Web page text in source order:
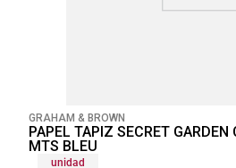
GRAHAM & BROWN
PAPEL TAPIZ SECRET
MTS BLEU
unidad